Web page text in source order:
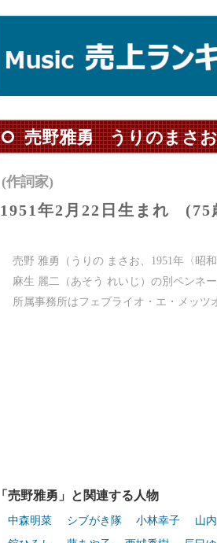
売野雅勇 うりのまさお
(作詞家)
1951年2月22日生まれ (75
売野 雅勇（うりの まさお、1951年〈昭
麻生 麗二（あそう れいじ）の別ペンネ
所属事務所はフェブライオ・エ・メッツ
「売野雅勇」と関連する人物
中森明菜 シブがき隊 小林幸子 山